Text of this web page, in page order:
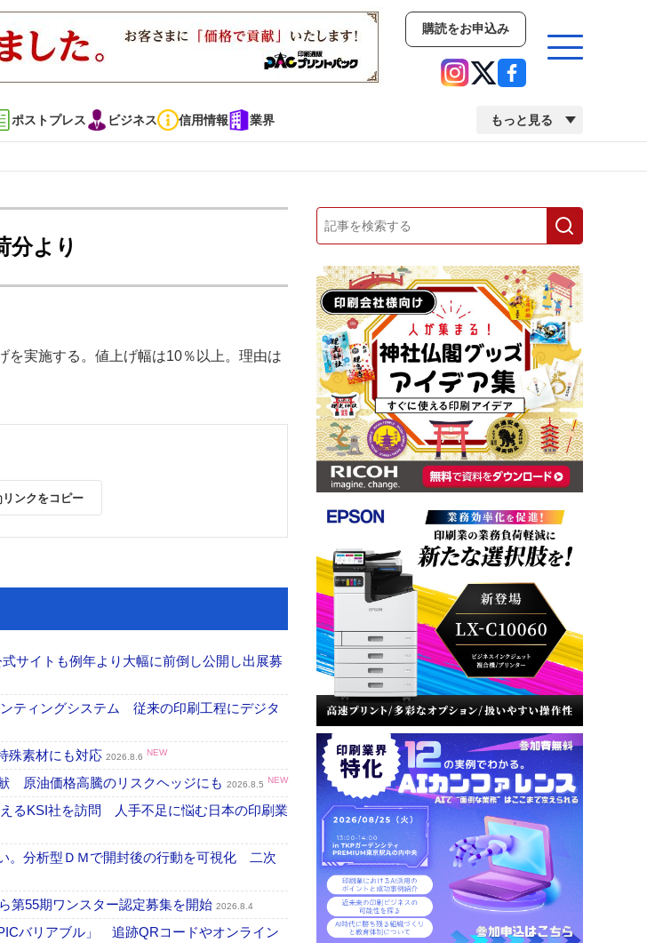
購読をお申込み
ポストプレス ビジネス 信用情報 業界 もっと見る
イベント
ション
プレス ビジネス イベント 信用情報 業界 市場・統計 人事・移転・異動・訃報
多彩な商材～ JAPAN PACK 2023 特集 中古印刷機・製本機特集
2022 検査・校正特集
分より
を実施する。値上げ幅は10％以上。理由は
リンクをコピー
サイトも例年より大幅に前倒し公開し出展募
ティングシステム 従来の印刷工程にデジタ
殊素材にも対応 2026.8.6 NEW
原油価格高騰のリスクヘッジにも 2026.8.5 NEW
るKSI社を訪問 人手不足に悩む日本の印刷業
。分析型ＤＭで開封後の行動を可視化 二次
55期ワンスター認定募集を開始 2026.8.4
バリアブル」 追跡QRコードやオンライン